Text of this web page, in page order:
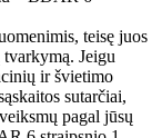
teisę juos
Jeigu
ir švietimo
sutarčiai,
pagal jūsų